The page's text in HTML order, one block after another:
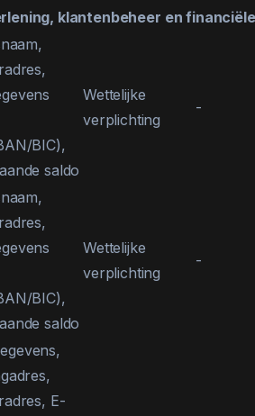
klantenbeheer en
BIC),
saldo
Wettelijke
verplichting
-
BIC),
saldo
Wettelijke
verplichting
-
E-